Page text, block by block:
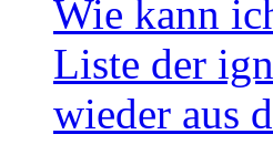
Wie kann
Liste der
wieder aus